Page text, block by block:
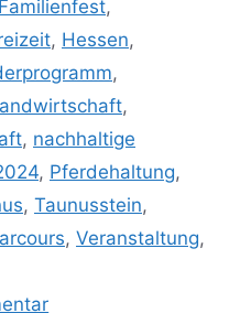
Familienfest,
, Hessen,
,
,
, nachhaltige
, Pferdehaltung,
, Taunusstein,
, Veranstaltung,